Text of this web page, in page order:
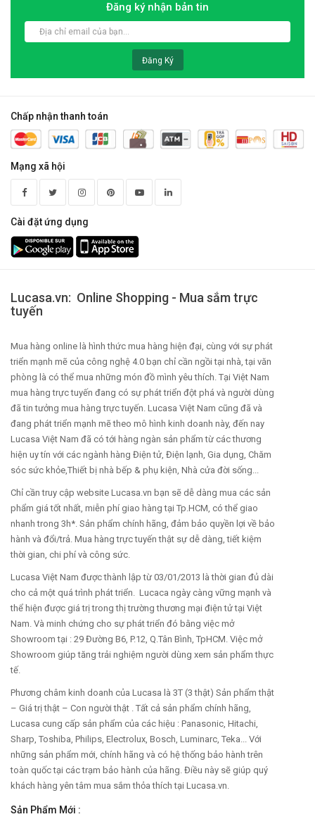
Đăng ký nhận bản tin
Đăng Ký
Chấp nhận thanh toán
Mạng xã hội
Cài đặt ứng dụng
Lucasa.vn: Online Shopping - Mua sắm trực
tuyến
Mua hàng online là hình thức mua hàng hiện đại, cùng với sự phát
triển mạnh mẽ của công nghệ 4.0 bạn chỉ cần ngồi tại nhà, tại văn
phòng là có thể mua những món đồ mình yêu thích. Tại Việt Nam
mua hàng trực tuyến đang có sự phát triển đột phá và người dùng
đã tin tưởng mua hàng trực tuyến. Lucasa Việt Nam cũng đã và
đang phát triển mạnh mẽ theo mô hình kinh doanh này, đến nay
Lucasa Việt Nam đã có tới hàng ngàn sản phẩm từ các thương
hiện uy tín với các ngành hàng Điện tử, Điện lạnh, Gia dụng, Chăm
sóc sức khỏe,Thiết bị nhà bếp & phụ kiện, Nhà cửa đời sống...
Chỉ cần truy cập website Lucasa.vn bạn sẽ dễ dàng mua các sản
phẩm giá tốt nhất, miễn phí giao hàng tại Tp.HCM, có thể giao
nhanh trong 3h*. Sản phẩm chính hãng, đảm bảo quyền lợi về bảo
hành và đổi/trả. Mua hàng trực tuyến thật sự dễ dàng, tiết kiệm
thời gian, chi phí và công sức.
Lucasa Việt Nam được thành lập từ 03/01/2013 là thời gian đủ dài
cho cả một quá trình phát triển. Lucaca ngày càng vững mạnh và
thể hiện được giá trị trong thị trường thương mại điện tử tại Việt
Nam. Và minh chứng cho sự phát triển đó bằng việc mở
Showroom tại : 29 Đường B6, P.12, Q.Tân Bình, TpHCM. Việc mở
Showroom giúp tăng trải nghiệm người dùng xem sản phẩm thực
tế.
Phương châm kinh doanh của Lucasa là 3T (3 thật) Sản phẩm thật
– Giá trị thật – Con người thật . Tất cả sản phẩm chính hãng,
Lucasa cung cấp sản phẩm của các hiệu : Panasonic, Hitachi,
Sharp, Toshiba, Philips, Electrolux, Bosch, Luminarc, Teka... Với
những sản phẩm mới, chính hãng và có hệ thống bảo hành trên
toàn quốc tại các trạm bảo hành của hãng. Điều này sẽ giúp quý
khách hàng yên tâm mua sắm thỏa thích tại Lucasa.vn.
Sản Phẩm Mới :